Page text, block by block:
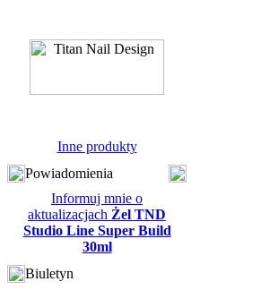
Inne produkty
Powiadomienia
Informuj mnie o
aktualizacjach Żel TND
Studio Line Super Build
30ml
Biuletyn